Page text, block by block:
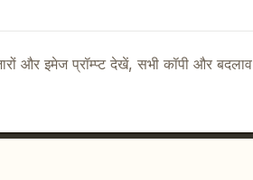
और इमेज प्रॉम्प्ट देखें, सभी कॉपी और बदलाव